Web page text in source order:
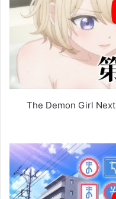
(أنمي The Demon Girl Next